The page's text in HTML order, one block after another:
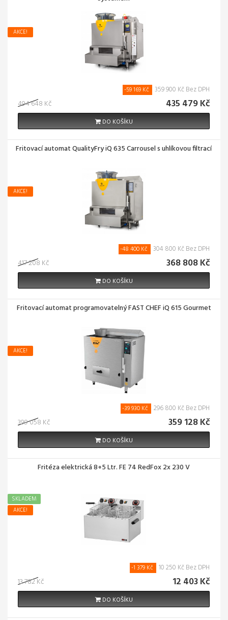
AKCE!
494 648 Kč
-59 169 Kč 359 900 Kč Bez DPH
435 479 Kč
DO KOŠÍKU
Fritovací automat QualityFry iQ 635 Carrousel s uhlíkovou filtrací
AKCE!
417 208 Kč
-48 400 Kč 304 800 Kč Bez DPH
368 808 Kč
DO KOŠÍKU
Fritovací automat programovatelný FAST CHEF iQ 615 Gourmet
AKCE!
399 058 Kč
-39 930 Kč 296 800 Kč Bez DPH
359 128 Kč
DO KOŠÍKU
Fritéza elektrická 8+5 Ltr. FE 74 RedFox 2x 230 V
AKCE!
SKLADEM
13 782 Kč
-1 379 Kč 10 250 Kč Bez DPH
12 403 Kč
DO KOŠÍKU